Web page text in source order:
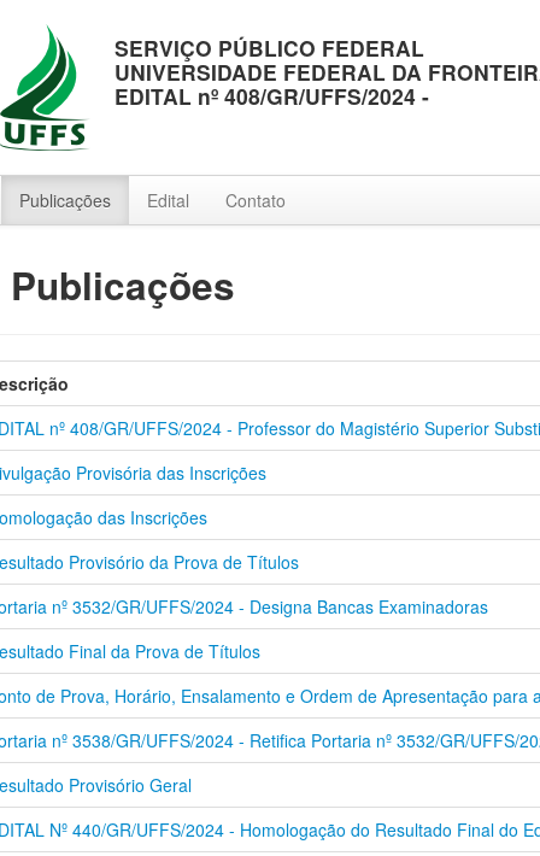
SERVIÇO PÚBLICO FEDERAL
UNIVERSIDADE FEDERAL DA
EDITAL nº 408/GR/UFFS/2024 -
Publicações Edital Contato
nº 408/GR/UFFS/2024 - Professor do Magistério Superior
Provisória das Inscrições
das Inscrições
Provisório da Prova de Títulos
nº 3532/GR/UFFS/2024 - Designa Bancas Examinadoras
Final da Prova de Títulos
de Prova, Horário, Ensalamento e Ordem de Apresentação para
nº 3538/GR/UFFS/2024 - Retifica Portaria nº 3532/GR/UFFS/
Provisório Geral
Nº 440/GR/UFFS/2024 - Homologação do Resultado Final do